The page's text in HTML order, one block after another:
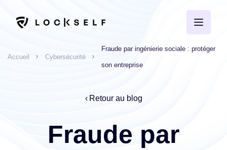
Accueil Cybersécurité
Fraude par ingénierie sociale : protéger
son entreprise
Retour au blog
Fraude par